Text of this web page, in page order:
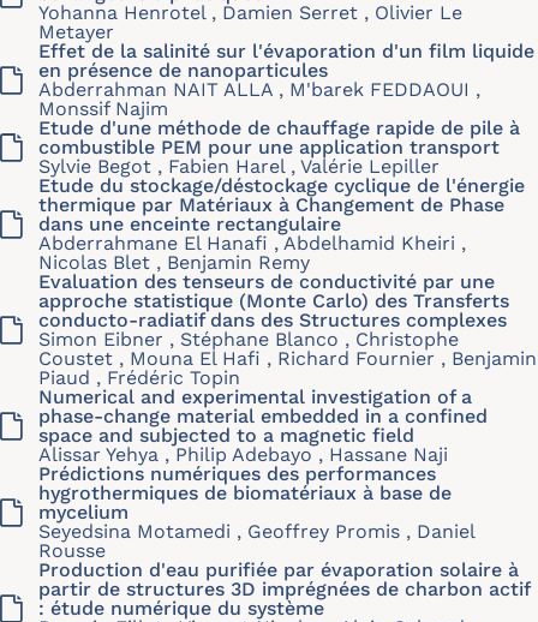
Yohanna Henrotel , Damien Serret , Olivier Le
Metayer
Effet de la salinité sur l'évaporation d'un film liquide
en présence de nanoparticules
Abderrahman NAIT ALLA , M'barek FEDDAOUI ,
Monssif Najim
Etude d'une méthode de chauffage rapide de pile à
combustible PEM pour une application transport
Sylvie Begot , Fabien Harel , Valérie Lepiller
Etude du stockage/déstockage cyclique de l'énergie
thermique par Matériaux à Changement de Phase
dans une enceinte rectangulaire
Abderrahmane El Hanafi , Abdelhamid Kheiri ,
Nicolas Blet , Benjamin Remy
Evaluation des tenseurs de conductivité par une
approche statistique (Monte Carlo) des Transferts
conducto-radiatif dans des Structures complexes
Simon Eibner , Stéphane Blanco , Christophe
Coustet , Mouna El Hafi , Richard Fournier , Benjamin
Piaud , Frédéric Topin
Numerical and experimental investigation of a
phase-change material embedded in a confined
space and subjected to a magnetic field
Alissar Yehya , Philip Adebayo , Hassane Naji
Prédictions numériques des performances
hygrothermiques de biomatériaux à base de
mycelium
Seyedsina Motamedi , Geoffrey Promis , Daniel
Rousse
Production d'eau purifiée par évaporation solaire à
partir de structures 3D imprégnées de charbon actif
: étude numérique du système